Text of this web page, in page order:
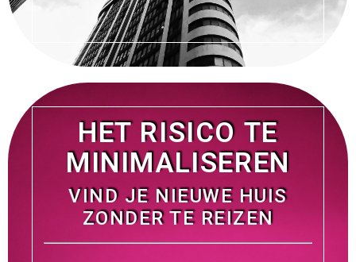
HET RISICO TE
MINIMALISEREN
VIND JE NIEUWE HUIS
ZONDER TE REIZEN